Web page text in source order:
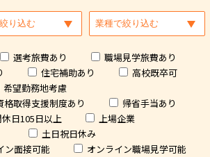
選考旅費あり
職場見学旅費あり
住宅補助あり
高校既卒可
希望勤務地考慮
格取得支援制度あり
帰省手当あり
日105日以上
上場企業
土日祝日休み
ン面接可能 オンライン職場見学可能